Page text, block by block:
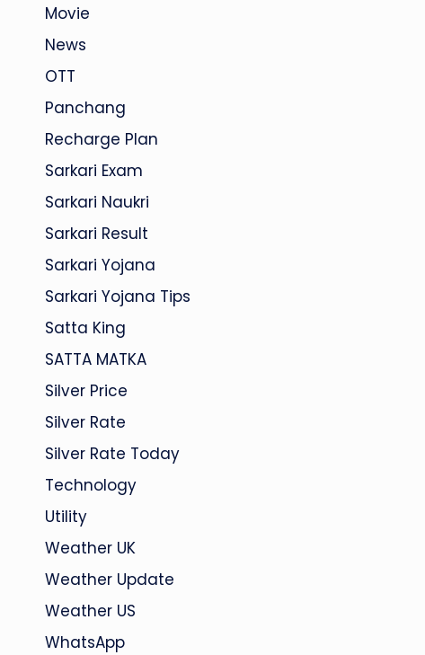
Movie
News
OTT
Panchang
Recharge Plan
Sarkari Exam
Sarkari Naukri
Sarkari Result
Sarkari Yojana
Sarkari Yojana Tips
Satta King
SATTA MATKA
Silver Price
Silver Rate
Silver Rate Today
Technology
Utility
Weather UK
Weather Update
Weather US
WhatsApp